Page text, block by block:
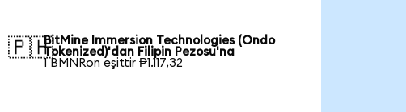
🇵🇭BitMine Immersion Technologies (Ondo
Tokenized)'dan Filipin Pezosu'na
1 BMNRon eşittir ₱1.117,32